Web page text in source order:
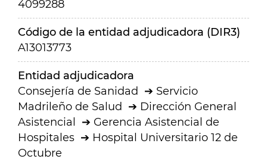
4099288
Código de la entidad adjudicadora (DIR3)
A13013773
Entidad adjudicadora
Consejería de Sanidad
Servicio
Madrileño de Salud
Dirección General
Asistencial
Gerencia Asistencial de
Hospitales
Hospital Universitario 12 de
Octubre